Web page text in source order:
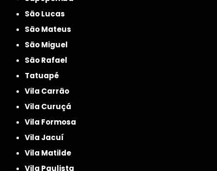
São Lucas
São Mateus
São Miguel
São Rafael
Tatuapé
Vila Carrão
Vila Curuçá
Vila Formosa
Vila Jacuí
Vila Matilde
Vila Paulista